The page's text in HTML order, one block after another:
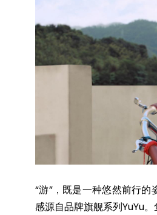
“游”，既是一种悠然前行
感源自品牌旗舰系列YuYu